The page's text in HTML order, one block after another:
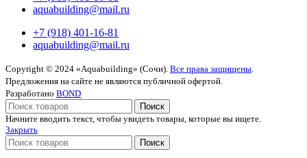
aquabuilding@mail.ru
+7 (918) 401-16-81
aquabuilding@mail.ru
Copyright © 2024 «Aquabuilding» (Сочи). Все права защищены.
Предложения на сайте не являются публичной офертой.
Разработано BOND
Поиск
Начните вводить текст, чтобы увидеть товары, которые вы ищете.
Закрыть
Поиск